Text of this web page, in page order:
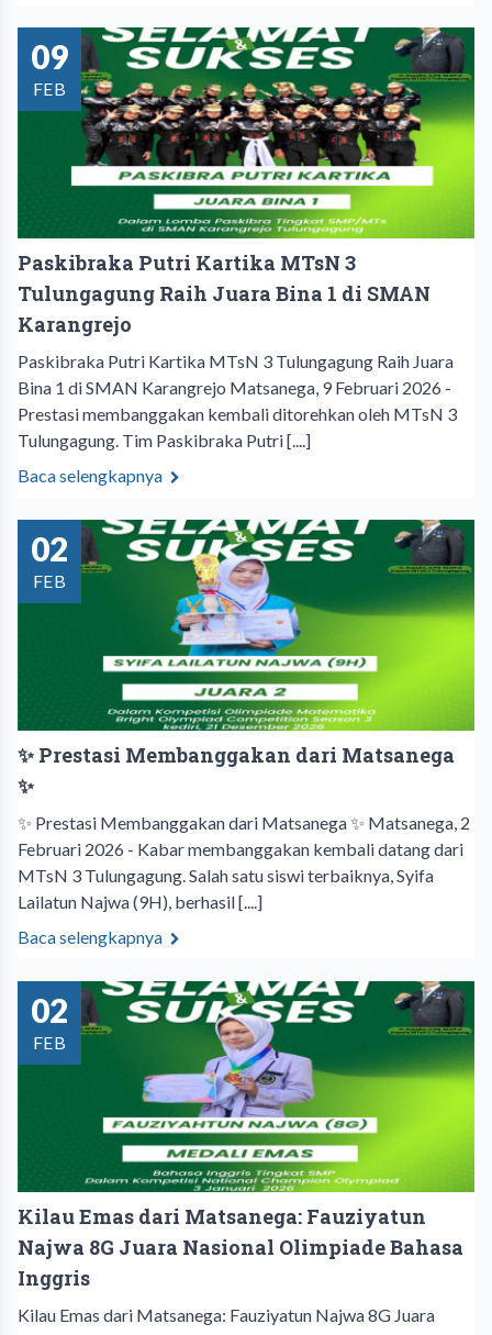
09
FEB
Paskibraka Putri Kartika MTsN 3
Tulungagung Raih Juara Bina 1 di SMAN
Karangrejo
Paskibraka Putri Kartika MTsN 3 Tulungagung Raih Juara
Bina 1 di SMAN Karangrejo Matsanega, 9 Februari 2026 -
Prestasi membanggakan kembali ditorehkan oleh MTsN 3
Tulungagung. Tim Paskibraka Putri [....]
Baca selengkapnya
02
FEB
✨ Prestasi Membanggakan dari Matsanega
✨
✨ Prestasi Membanggakan dari Matsanega ✨ Matsanega, 2
Februari 2026 - Kabar membanggakan kembali datang dari
MTsN 3 Tulungagung. Salah satu siswi terbaiknya, Syifa
Lailatun Najwa (9H), berhasil [....]
Baca selengkapnya
02
FEB
Kilau Emas dari Matsanega: Fauziyatun
Najwa 8G Juara Nasional Olimpiade Bahasa
Inggris
Kilau Emas dari Matsanega: Fauziyatun Najwa 8G Juara